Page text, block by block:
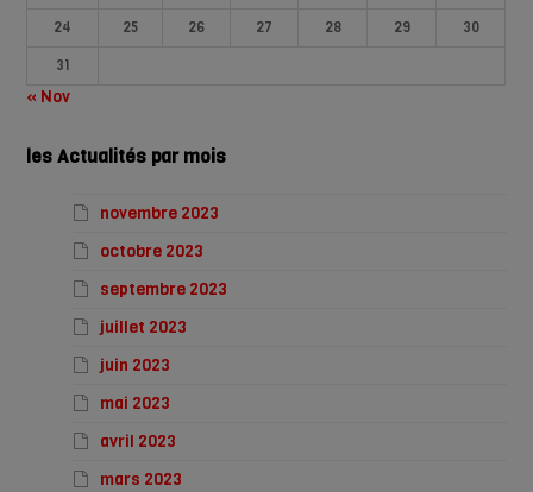
24
25 26 27 28 29
30
31
« Nov
les Actualités par mois
novembre 2023
octobre 2023
septembre 2023
juillet 2023
juin 2023
mai 2023
avril 2023
mars 2023